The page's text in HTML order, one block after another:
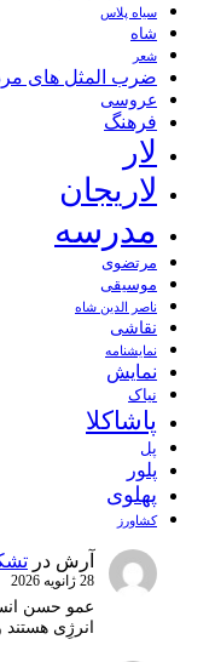
سیاه پلاس
شاه
شعر
ضرب المثل های
عروسی
فرهنگ
لار
لاریجان
مدرسه
مرتضوی
موسیقی
ناصر الدین شاه
نقاشی
نمايشنامه
نمایش
نیاک
پاشاکلا
پل
پلور
پهلوی
کشاورز
آرش در
28 ژانویه 2026
عمو حسن
انرژِی هستند